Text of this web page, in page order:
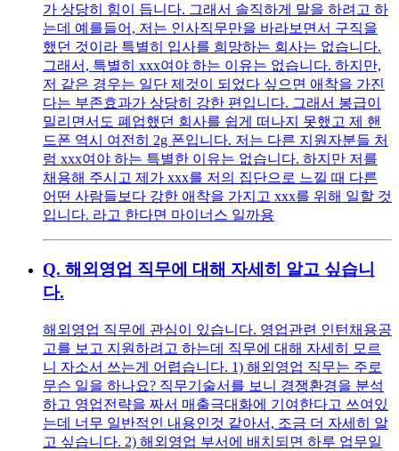
가 상당히 힘이 듭니다. 그래서 솔직하게 말을 하려고 하
는데 예를들어, 저는 인사직무만을 바라보면서 구직을
했던 것이라 특별히 입사를 희망하는 회사는 없습니다.
그래서, 특별히 xxx여야 하는 이유는 없습니다. 하지만,
저 같은 경우는 일단 제것이 되었다 싶으면 애착을 가진
다는 부존효과가 상당히 강한 편입니다. 그래서 봉급이
밀리면서도 폐업했던 회사를 쉽게 떠나지 못했고 제 핸
드폰 역시 여전히 2g 폰입니다. 저는 다른 지원자분들 처
럼 xxx여야 하는 특별한 이유는 없습니다. 하지만 저를
채용해 주시고 제가 xxx를 저의 집단으로 느낄 때 다른
어떤 사람들보다 강한 애착을 가지고 xxx를 위해 일할 것
입니다. 라고 한다면 마이너스 일까용
Q. 해외영업 직무에 대해 자세히 알고 싶습니
다.
해외영업 직무에 관심이 있습니다. 영업관련 인턴채용공
고를 보고 지원하려고 하는데 직무에 대해 자세히 모르
니 자소서 쓰는게 어렵습니다. 1) 해외영업 직무는 주로
무슨 일을 하나요? 직무기술서를 보니 경쟁환경을 분석
하고 영업전략을 짜서 매출극대화에 기여한다고 쓰여있
는데 너무 일반적인 내용인것 같아서, 조금 더 자세히 알
고 싶습니다. 2) 해외영업 부서에 배치되면 하루 업무일